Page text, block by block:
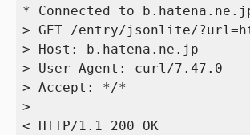
* Connected to
> GET /entry/jsonlite/
> Host: b.hatena.ne.jp
> User-Agent: curl/7.47.0
> Accept: */*
>
< HTTP/1.1 200 OK